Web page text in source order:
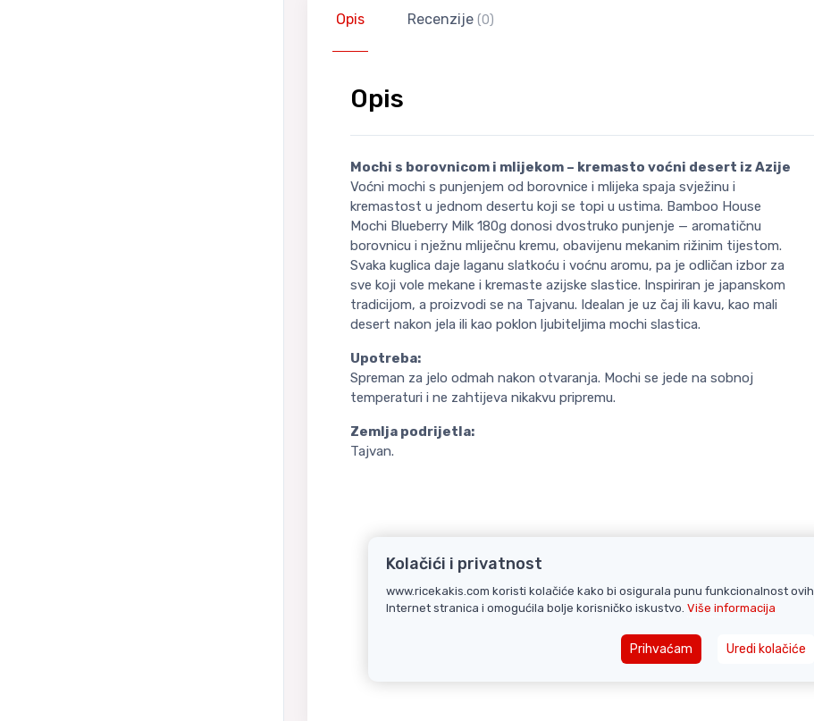
Opis Recenzije (0)
Opis
Mochi s borovnicom i mlijekom – kremasto voćni desert iz Azije
Voćni mochi s punjenjem od borovnice i mlijeka spaja svježinu i
kremastost u jednom desertu koji se topi u ustima. Bamboo House
Mochi Blueberry Milk 180g donosi dvostruko punjenje — aromatičnu
borovnicu i nježnu mliječnu kremu, obavijenu mekanim rižinim tijestom.
Svaka kuglica daje laganu slatkoću i voćnu aromu, pa je odličan izbor za
sve koji vole mekane i kremaste azijske slastice. Inspiriran je japanskom
tradicijom, a proizvodi se na Tajvanu. Idealan je uz čaj ili kavu, kao mali
desert nakon jela ili kao poklon ljubiteljima mochi slastica.
Upotreba:
Spreman za jelo odmah nakon otvaranja. Mochi se jede na sobnoj
temperaturi i ne zahtijeva nikakvu pripremu.
Zemlja podrijetla:
Tajvan.
Kolačići i privatnost
www.ricekakis.com koristi kolačiće kako bi osigurala punu funkcionalnost ovih
Internet stranica i omogućila bolje korisničko iskustvo. Više informacija
Prihvaćam Uredi kolačiće